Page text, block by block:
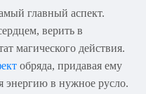
главный аспект.
верить в
магического действия.
обряда, придавая ему
энергию в нужное русло.